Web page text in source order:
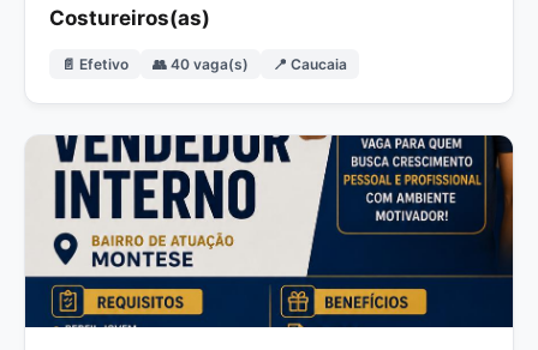
Costureiros(as)
📄 Efetivo 👥 40 vaga(s) 📍 Caucaia